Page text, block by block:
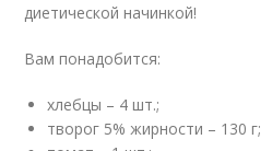
диетической начинкой!
Вам понадобится:
хлебцы – 4 шт.;
творог 5% жирности – 130 г;